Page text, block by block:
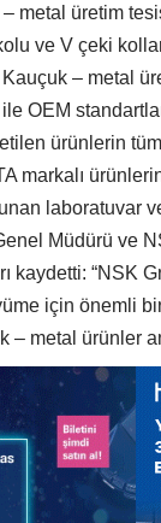
metal üretim
ve V çeki
– metal
OEM
ürünlerin
markalı
laboratuvar
Müdürü ve
kaydetti: “NSK
için önemli
– metal ürünler